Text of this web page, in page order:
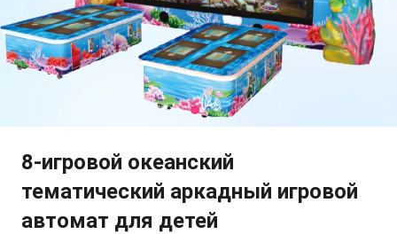
8-игровой океанский
тематический аркадный игровой
автомат для детей